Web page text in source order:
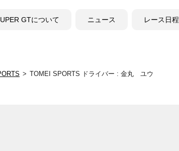
GTについて ニュース レース日程
TOMEI SPORTS ドライバー : 金丸 ユウ